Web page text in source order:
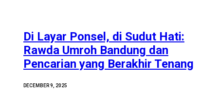
Di Layar Ponsel, di Sudut Hati:
Rawda Umroh Bandung dan
Pencarian yang Berakhir Tenang
DECEMBER 9, 2025